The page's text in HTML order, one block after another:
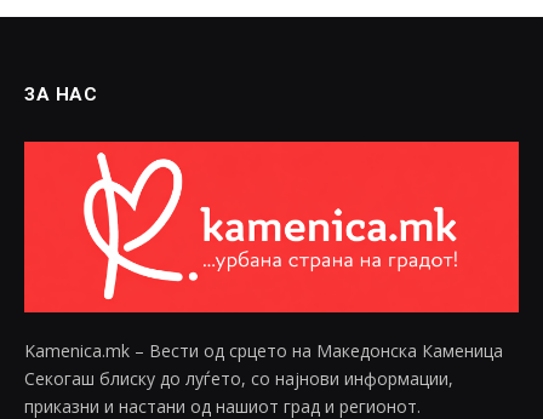
ЗА НАС
Kamenica.mk – Вести од срцето на Македонска Каменица
Секогаш блиску до луѓето, со најнови информации,
приказни и настани од нашиот град и регионот.